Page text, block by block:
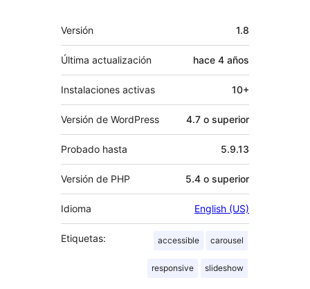
Meta
Versión 1.8
Última actualización hace 4 años
Instalaciones activas 10+
Versión de WordPress 4.7 o superior
Probado hasta 5.9.13
Versión de PHP 5.4 o superior
Idioma English (US)
Etiquetas: accessible carousel
responsive slideshow